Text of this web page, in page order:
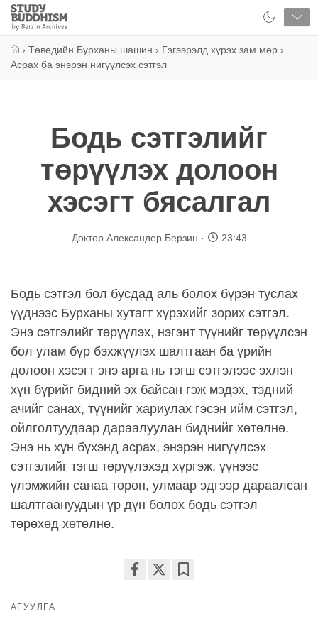
Close
Study
Buddhism
› Төвөдийн Бурханы шашин › Гэгээрэлд хүрэх зам мөр ›
Асрах ба энэрэн нигүүлсэх сэтгэл
Бодь сэтгэлийг
төрүүлэх долоон
хэсэгт бясалгал
Доктор Александер Берзин 23:43
Бодь сэтгэл бол бусдад аль болох бүрэн туслах
үүднээс Бурханы хутагт хүрэхийг зорих сэтгэл.
Энэ сэтгэлийг төрүүлэх, нэгэнт түүнийг төрүүлсэн
бол улам бүр бэхжүүлэх шалтгаан ба үрийн
долоон хэсэгт энэ арга нь тэгш сэтгэлээс эхлэн
хүн бүрийг бидний эх байсан гэж мэдэх, тэдний
ачийг санах, түүнийг хариулах гэсэн ийм сэтгэл,
ойлголтуудаар дараалуулан биднийг хөтөлнө.
Энэ нь хүн бүхэнд асрах, энэрэн нигүүлсэх
сэтгэлийг тэгш төрүүлэхэд хүргэж, үүнээс
үлэмжийн санаа төрөн, улмаар эдгээр дараалсан
шалтгаануудын үр дүн болох бодь сэтгэл
төрөхөд хөтөлнө.
АГУУЛГА